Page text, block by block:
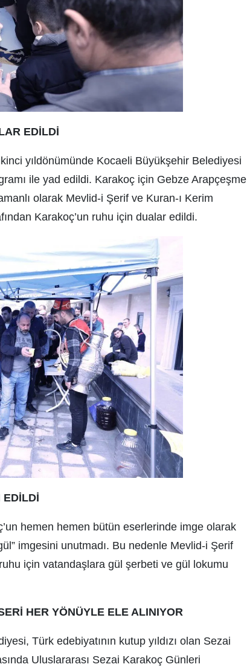
EDİLDİ
yıldönümünde Kocaeli Büyükşehir Belediyesi
ile yad edildi. Karakoç için Gebze Arapçeşme
olarak Mevlid-i Şerif ve Kuran-ı Kerim
Karakoç’un ruhu için dualar edildi.
EDİLDİ
hemen hemen bütün eserlerinde imge olarak
imgesini unutmadı. Bu nedenle Mevlid-i Şerif
için vatandaşlara gül şerbeti ve gül lokumu
HER YÖNÜYLE ELE ALINIYOR
Türk edebiyatının kutup yıldızı olan Sezai
Uluslararası Sezai Karakoç Günleri